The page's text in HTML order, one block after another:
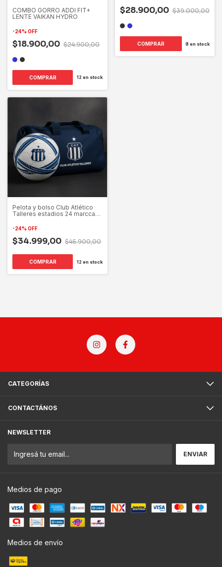
COMBO GORRO ADDI FIT+
LENTE VAIKAN HYDRO
-24% OFF
$18.900,00 $24.900,00
COMPRAR 12 en stock
$28.900,00 $39.000,00
COMPRAR 8 en stock
Pelota y bolso Club Atlético
Talleres estadios 24 marcca
-24% OFF
$34.999,00 $45.900,00
COMPRAR 12 en stock
CATEGORÍAS
CONTACTÁNOS
NEWSLETTER
Medios de pago
Medios de envío